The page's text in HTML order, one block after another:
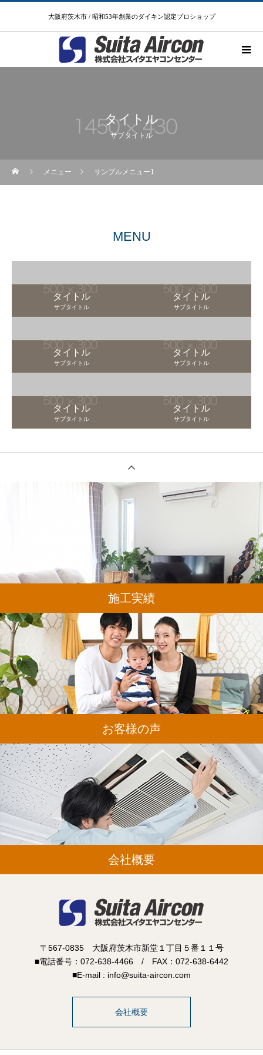
大阪府茨木市 / 昭和53年創業のダイキン認定プロショップ
タイトル
サブタイトル
メニュー サンプルメニュー1
MENU
タイトル
サブタイトル
タイトル
サブタイトル
タイトル
サブタイトル
タイトル
サブタイトル
タイトル
サブタイトル
タイトル
サブタイトル
施工実績
お客様の声
会社概要
〒567-0835 大阪府茨木市新堂１丁目５番１１号
■電話番号：072-638-4466 / FAX：072-638-6442
■E-mail : info@suita-aircon.com
会社概要